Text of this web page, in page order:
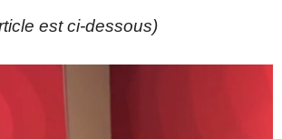
est ci-dessous)